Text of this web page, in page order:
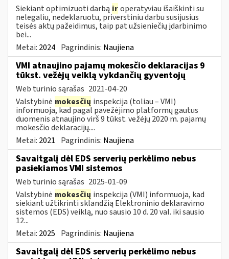
Siekiant optimizuoti darbą iroperatyviau išaiškinti su
nelegaliu, nedeklaruotu, priverstiniu darbu susijusius
teisės aktų pažeidimus, taip pat užsieniečių įdarbinimo
bei...
Metai: 2024 Pagrindinis: Naujiena
VMI atnaujino pajamų mokesčio deklaracijas 9
tūkst. vežėjų veiklą vykdančių gyventojų
Web turinio sąrašas 2021-04-20
Valstybinė mokesčių inspekcija (toliau – VMI)
informuoja, kad pagal pavežėjimo platformų gautus
duomenis atnaujino virš 9 tūkst. vežėjų 2020 m. pajamų
mokesčio deklaracijų....
Metai: 2021 Pagrindinis: Naujiena
Savaitgalį dėl EDS serverių perkėlimo nebus
pasiekiamos VMI sistemos
Web turinio sąrašas 2025-01-09
Valstybinė mokesčių inspekcija (VMI) informuoja, kad
siekiant užtikrinti sklandžią Elektroninio deklaravimo
sistemos (EDS) veiklą, nuo sausio 10 d. 20 val. iki sausio
12...
Metai: 2025 Pagrindinis: Naujiena
Savaitgalį dėl EDS serverių perkėlimo nebus